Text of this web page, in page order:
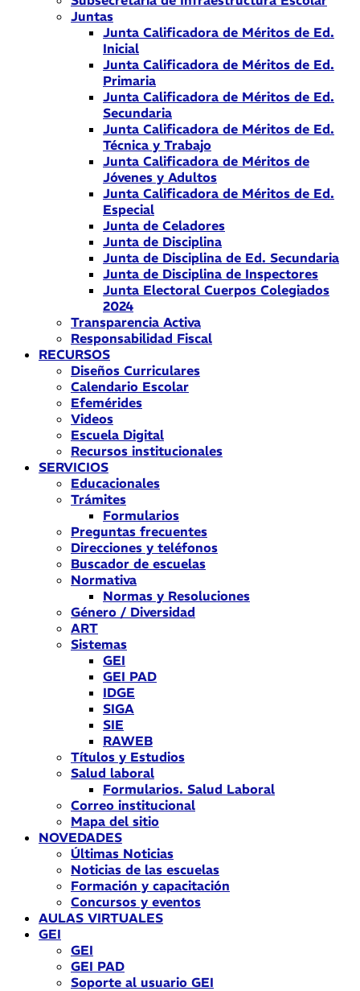
Juntas
Junta Calificadora de Méritos de Ed.
Inicial
Junta Calificadora de Méritos de Ed.
Primaria
Junta Calificadora de Méritos de Ed.
Secundaria
Junta Calificadora de Méritos de Ed.
Técnica y Trabajo
Junta Calificadora de Méritos de
Jóvenes y Adultos
Junta Calificadora de Méritos de Ed.
Especial
Junta de Celadores
Junta de Disciplina
Junta de Disciplina de Ed. Secundaria
Junta de Disciplina de Inspectores
Junta Electoral Cuerpos Colegiados
2024
Transparencia Activa
Responsabilidad Fiscal
RECURSOS
Diseños Curriculares
Calendario Escolar
Efemérides
Videos
Escuela Digital
Recursos institucionales
SERVICIOS
Educacionales
Trámites
Formularios
Preguntas frecuentes
Direcciones y teléfonos
Buscador de escuelas
Normativa
Normas y Resoluciones
Género / Diversidad
ART
Sistemas
GEI
GEI PAD
IDGE
SIGA
SIE
RAWEB
Títulos y Estudios
Salud laboral
Formularios. Salud Laboral
Correo institucional
Mapa del sitio
NOVEDADES
Últimas Noticias
Noticias de las escuelas
Formación y capacitación
Concursos y eventos
AULAS VIRTUALES
GEI
GEI
GEI PAD
Soporte al usuario GEI